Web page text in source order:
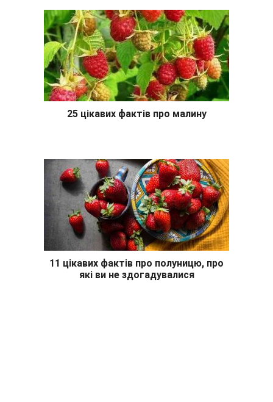
25 цікавих фактів про малину
11 цікавих фактів про полуницю, про
які ви не здогадувалися